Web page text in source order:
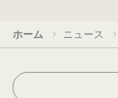
ホーム ニュース